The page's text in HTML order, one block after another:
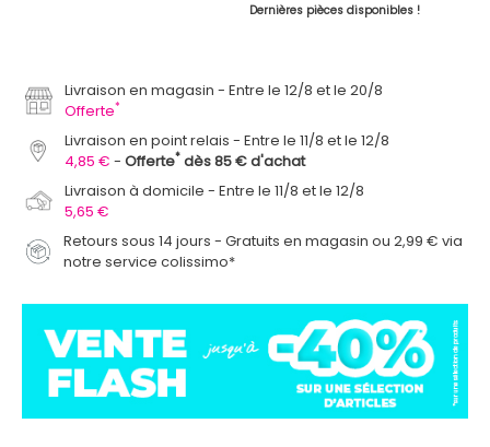
Dernières pièces disponibles !
Livraison en magasin
Entre le 12/8 et le 20/8
Offerte*
Livraison en point relais
Entre le 11/8 et le 12/8
4,85 €
Offerte* dès 85 € d'achat
Livraison à domicile
Entre le 11/8 et le 12/8
5,65 €
Retours sous 14 jours - Gratuits en magasin ou 2,99 € via
notre service colissimo*